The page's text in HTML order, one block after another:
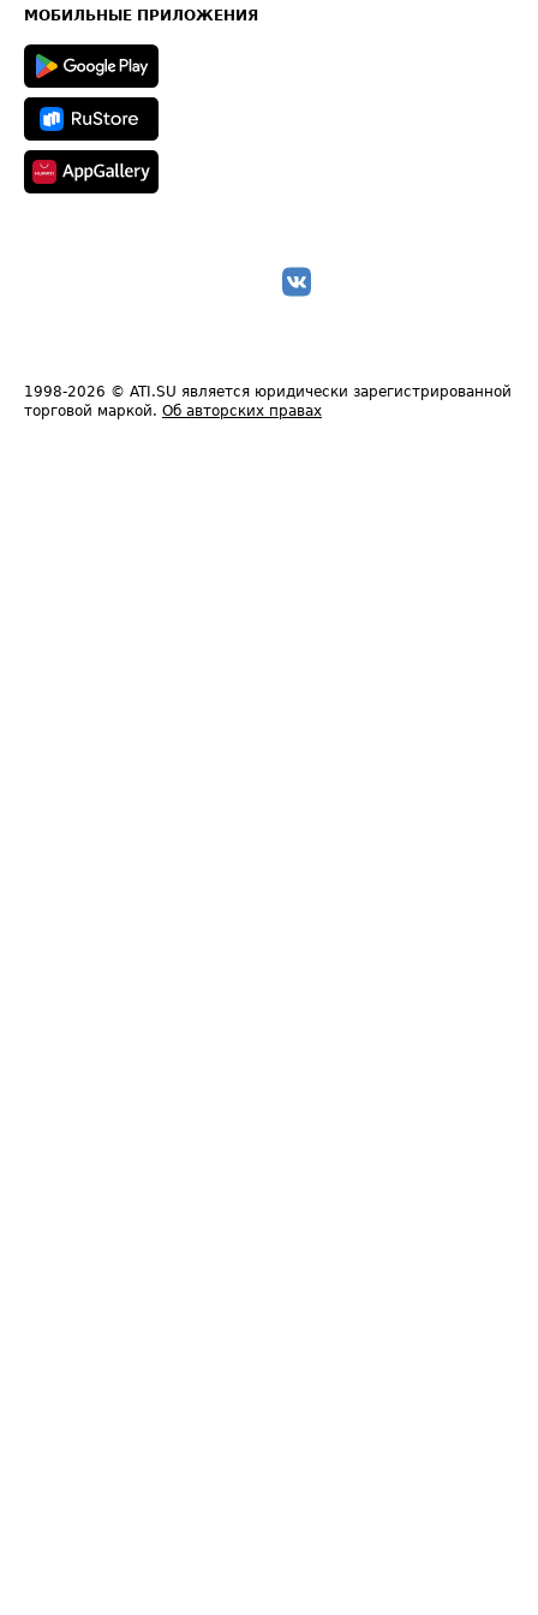
Техническая информация
МОБИЛЬНЫЕ ПРИЛОЖЕНИЯ
1998-2026 © ATI.SU является юридически зарегистрированной
торговой маркой. Об авторских правах